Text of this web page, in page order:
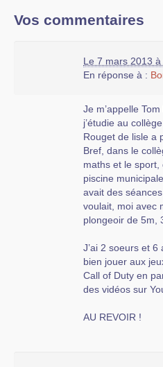
Vos commentaires
Le 7 mars 2013 à
En réponse à :
Je m’appelle
j’étudie au
Rouget de lisle a
Bref, dans le
maths et le sport,
piscine
avait des séances
voulait, moi avec
plongeoir de 5m,
J’ai 2 soeurs et 6
bien jouer aux
Call of Duty en
des vidéos sur
AU REVOIR !